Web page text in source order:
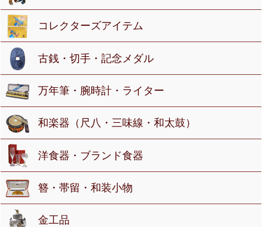
コレクターズアイテム
古銭・切手・記念メダル
万年筆・腕時計・ライター
和楽器（尺八・三味線・和太鼓）
洋食器・ブランド食器
簪・帯留・和装小物
金工品